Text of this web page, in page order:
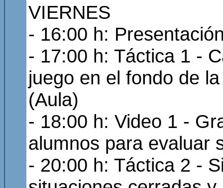
VIERNES
- 16:00 h:
- 17:00 h: Táctica 1 -
juego en el fondo de
(Aula)
- 18:00 h: Video 1 -
alumnos para evaluar
- 20:00 h: Táctica 2 -